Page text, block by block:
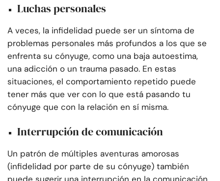
Luchas personales
A veces, la infidelidad puede ser un síntoma de
problemas personales más profundos a los que se
enfrenta su cónyuge, como una baja autoestima,
una adicción o un trauma pasado. En estas
situaciones, el comportamiento repetido puede
tener más que ver con lo que está pasando tu
cónyuge que con la relación en sí misma.
Interrupción de comunicación
Un patrón de múltiples aventuras amorosas
(infidelidad por parte de su cónyuge) también